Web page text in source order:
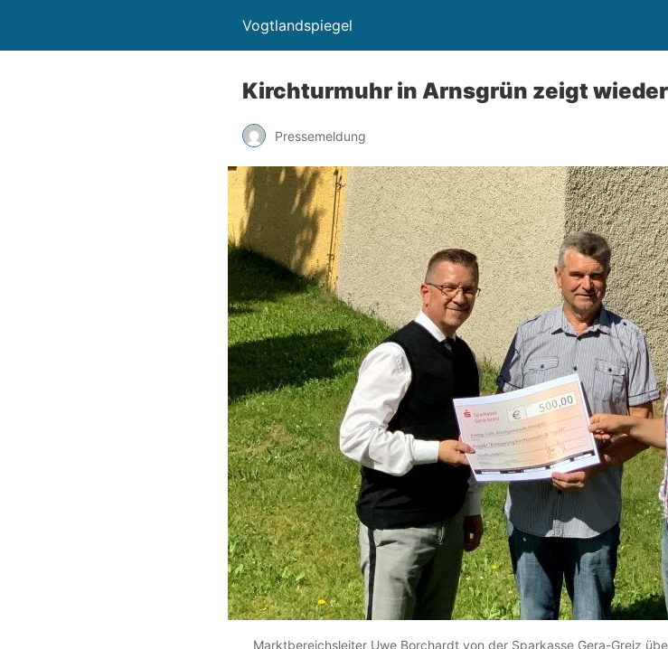
Vogtlandspiegel
Kirchturmuhr in Arnsgrün zeigt
Pressemeldung
Marktbereichsleiter Uwe Borchardt von der Sparkasse Gera-Greiz